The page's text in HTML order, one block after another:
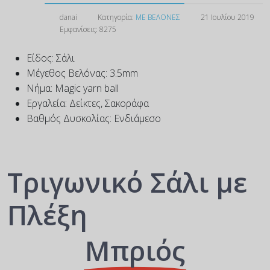
danai Κατηγορία: ΜΕ ΒΕΛΟΝΕΣ
21 Ιουλίου 2019
Εμφανίσεις: 8275
Είδος: Σάλι
Μέγεθος Βελόνας: 3.5mm
Νήμα: Magic yarn ball
Εργαλεία: Δείκτες, Σακοράφα
Βαθμός Δυσκολίας: Ενδιάμεσο
Τριγωνικό Σάλι με
Πλέξη
Μπριός